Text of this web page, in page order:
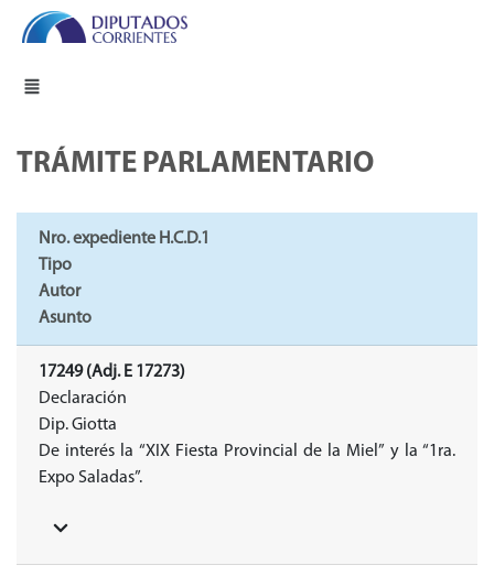
TRÁMITE PARLAMENTARIO
Nro. expediente H.C.D.1
Tipo
Autor
Asunto
17249 (Adj. E 17273)
Declaración
Dip. Giotta
De interés la “XIX Fiesta Provincial de la Miel” y la “1ra.
Expo Saladas”.